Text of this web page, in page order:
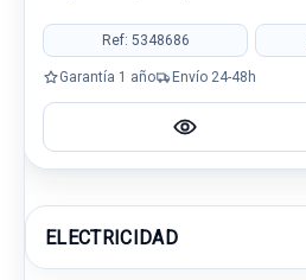
Ref: 5348686
Garantía 1 año Envío 24-48h
ELECTRICIDAD